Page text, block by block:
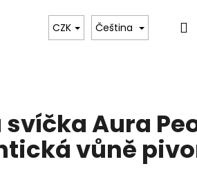
na míru Tulipány Dara
CZK Čeština
Aura
vůně